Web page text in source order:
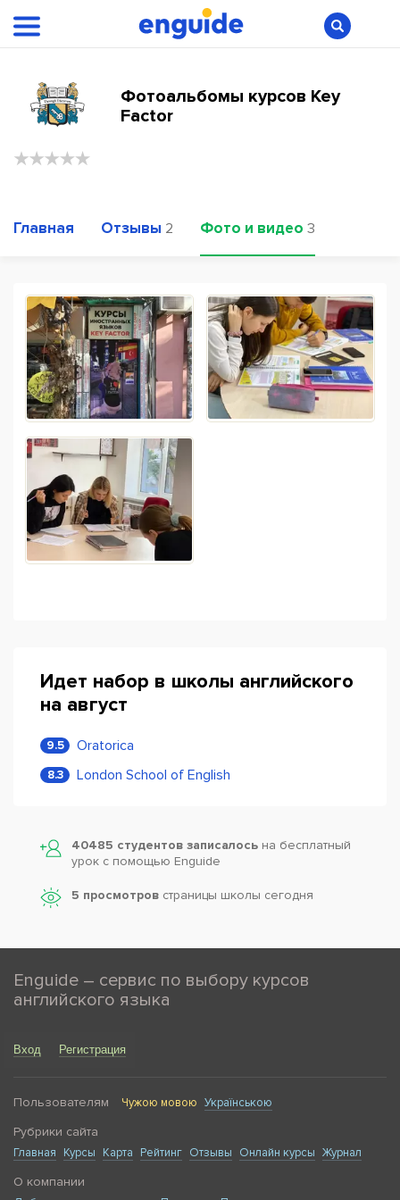
Фотоальбомы курсов Key
Factor
Главная Отзывы 2 Фото и видео 3
Идет набор в школы английского
на август
9.5 Oratorica
8.3 London School of English
40485 студентов записалось на бесплатный
урок с помощью Enguide
5 просмотров страницы школы сегодня
Enguide – сервис по выбору курсов
английского языка
Вход Регистрация
Пользователям Чужою мовою Українською
Рубрики сайта
Главная Курсы Карта Рейтинг Отзывы Онлайн курсы Журнал
О компании